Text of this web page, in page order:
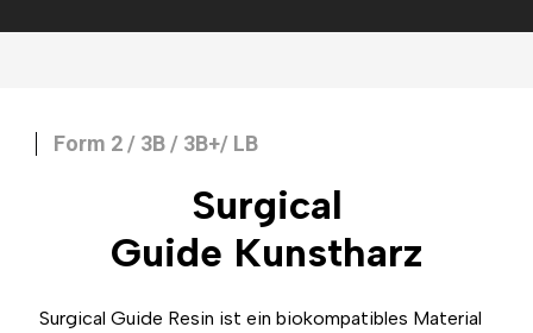
Form 2 / 3B / 3B+/ LB
Surgical
Guide Kunstharz
Surgical Guide Resin ist ein biokompatibles Material